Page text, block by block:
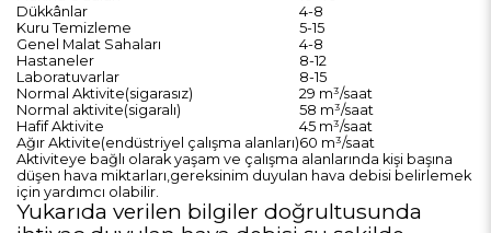
Dükkânlar
4-8
Kuru Temizleme
5-15
Genel Malat Sahaları
4-8
Hastaneler
8-12
Laboratuvarlar
8-15
Normal Aktivite(sigarasız)
29 m³/saat
Normal aktivite(sigaralı)
58 m³/saat
Hafif Aktivite
45 m³/saat
Ağır Aktivite(endüstriyel çalışma alanları)60 m³/saat
Aktiviteye bağlı olarak yaşam ve çalışma alanlarında kişi başına
düşen hava miktarları,gereksinim duyulan hava debisi belirlemek
için yardımcı olabilir.
Yukarıda verilen bilgiler doğrultusunda